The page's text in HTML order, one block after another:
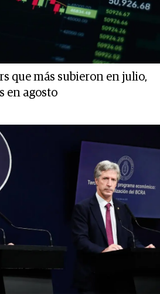
que más subieron en julio,
en agosto